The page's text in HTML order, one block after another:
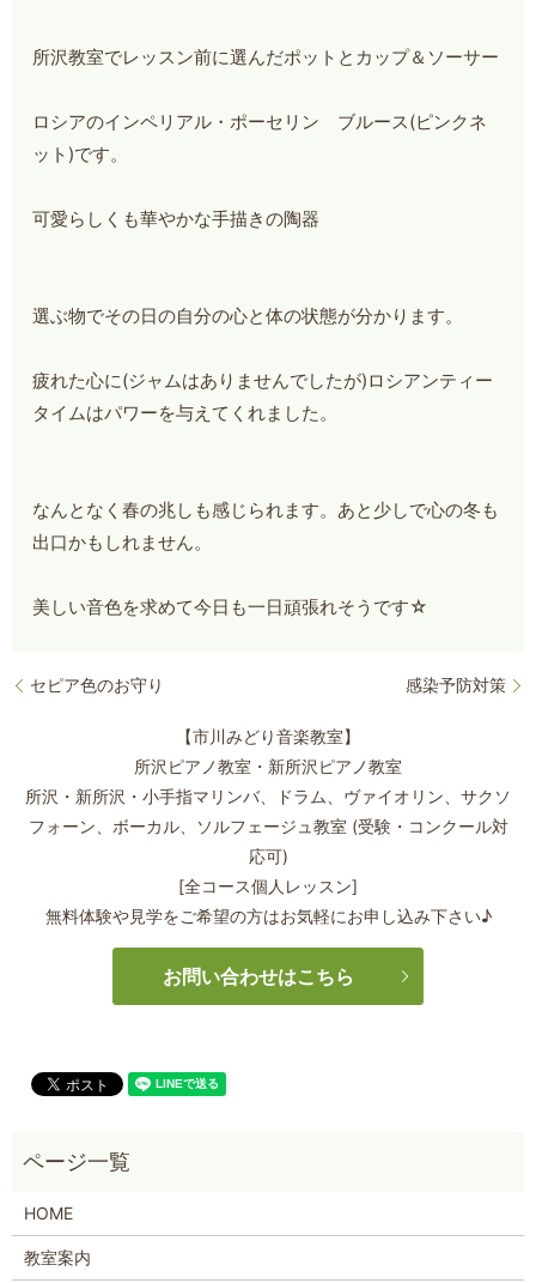
所沢教室でレッスン前に選んだポットとカップ＆ソーサー
ロシアのインペリアル・ポーセリン ブルース(ピンクネ
ット)です。
可愛らしくも華やかな手描きの陶器
選ぶ物でその日の自分の心と体の状態が分かります。
疲れた心に(ジャムはありませんでしたが)ロシアンティー
タイムはパワーを与えてくれました。
なんとなく春の兆しも感じられます。あと少しで心の冬も
出口かもしれません。
美しい音色を求めて今日も一日頑張れそうです☆
セピア色のお守り 感染予防対策
【市川みどり音楽教室】
所沢ピアノ教室・新所沢ピアノ教室
所沢・新所沢・小手指マリンバ、ドラム、ヴァイオリン、サクソ
フォーン、 ボーカル、ソルフェージュ教室 (受験・コンクール対
応可)
[全コース個人レッスン]
無料体験や見学をご希望の方はお気軽にお申し込み下さい♪
お問い合わせはこちら
HOME
教室案内